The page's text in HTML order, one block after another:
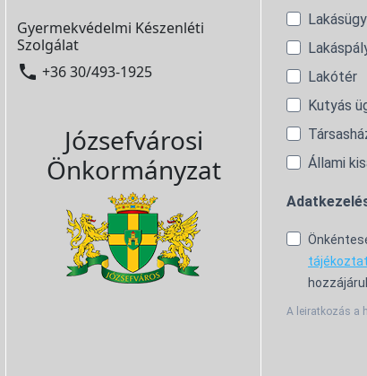
Gyermekvédelmi Készenléti
Szolgálat
 +36 30/493-1925
Józsefvárosi
Önkormányzat
Lakótér
Kutyás
Állami
A leiratkozás a